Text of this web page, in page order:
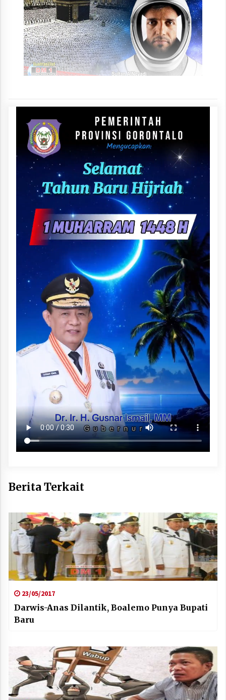
Berita Terkait
23/05/2017
Darwis-Anas Dilantik, Boalemo Punya Bupati
Baru